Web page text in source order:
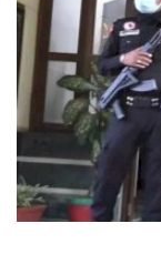
i
g
a
t
i
o
n